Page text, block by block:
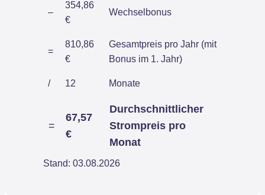
–
354,86
€
Wechselbonus
=
810,86
€
Gesamtpreis pro Jahr (mit
Bonus im 1. Jahr)
/ 12 Monate
=
67,57
€
Durchschnittlicher
Strompreis pro
Monat
Stand: 03.08.2026